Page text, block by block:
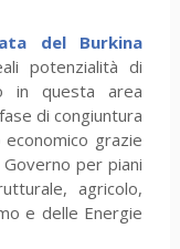
del Burkina
potenzialità di
in questa area
di congiuntura
grazie
per piani
agricolo,
e delle Energie